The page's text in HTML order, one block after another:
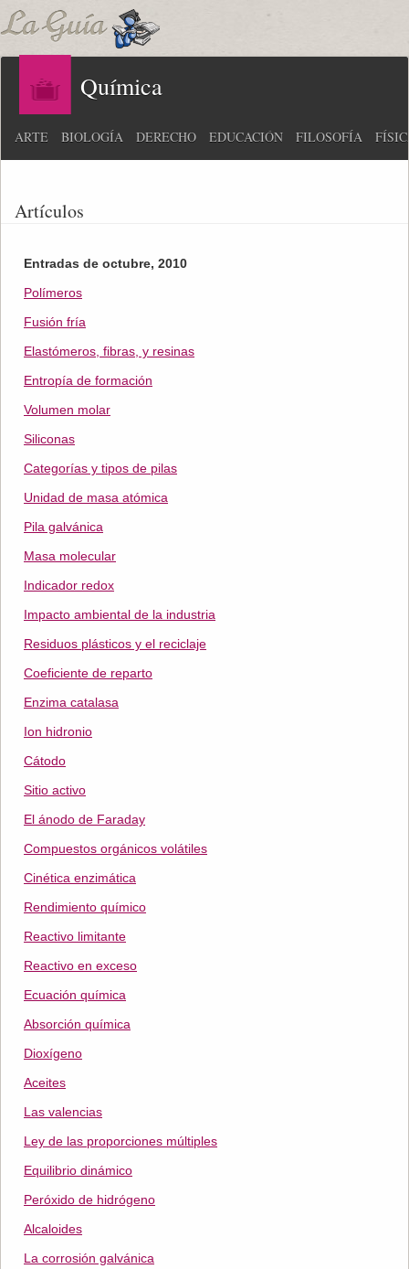
Química
ARTE BIOLOGÍA DERECHO EDUCACIÓN FILOSOFÍA
Artículos
Entradas de octubre, 2010
Polímeros
Fusión fría
Elastómeros, fibras, y resinas
Entropía de formación
Volumen molar
Siliconas
Categorías y tipos de pilas
Unidad de masa atómica
Pila galvánica
Masa molecular
Indicador redox
Impacto ambiental de la industria
Residuos plásticos y el reciclaje
Coeficiente de reparto
Enzima catalasa
Ion hidronio
Cátodo
Sitio activo
El ánodo de Faraday
Compuestos orgánicos volátiles
Cinética enzimática
Rendimiento químico
Reactivo limitante
Reactivo en exceso
Ecuación química
Absorción química
Dioxígeno
Aceites
Las valencias
Ley de las proporciones múltiples
Equilibrio dinámico
Peróxido de hidrógeno
Alcaloides
La corrosión galvánica